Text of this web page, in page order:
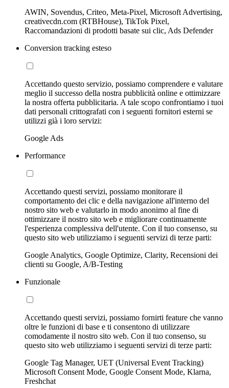
AWIN, Sovendus, Criteo, Meta-Pixel, Microsoft Advertising,
creativecdn.com (RTBHouse), TikTok Pixel,
Raccomandazioni di prodotti basate sui clic, Ads Defender
Conversion tracking esteso
Accettando questo servizio, possiamo comprendere e valutare
meglio il successo della nostra pubblicità online e ottimizzare
la nostra offerta pubblicitaria. A tale scopo confrontiamo i tuoi
dati personali crittografati con i seguenti fornitori esterni se
utilizzi già i loro servizi:
Google Ads
Performance
Accettando questi servizi, possiamo monitorare il
comportamento dei clic e della navigazione all'interno del
nostro sito web e valutarlo in modo anonimo al fine di
ottimizzare il nostro sito web e migliorare continuamente
l'esperienza complessiva dell'utente. Con il tuo consenso, su
questo sito web utilizziamo i seguenti servizi di terze parti:
Google Analytics, Google Optimize, Clarity, Recensioni dei
clienti su Google, A/B-Testing
Funzionale
Accettando questi servizi, possiamo fornirti feature che vanno
oltre le funzioni di base e ti consentono di utilizzare
comodamente il nostro sito web. Con il tuo consenso, su
questo sito web utilizziamo i seguenti servizi di terze parti:
Google Tag Manager, UET (Universal Event Tracking)
Microsoft Consent Mode, Google Consent Mode, Klarna,
Freshchat